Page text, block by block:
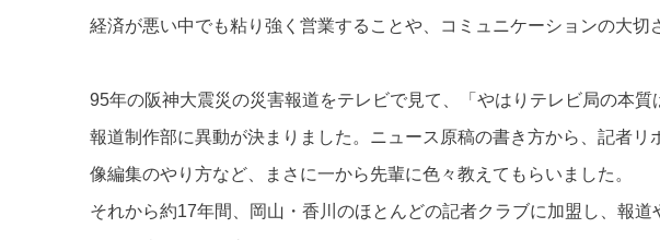
経済が悪い中でも粘り強く営業することや、コミュニケーションの大切
95年の阪神大震災の災害報道をテレビで見て、「やはりテレビ局の本
報道制作部に異動が決まりました。ニュース原稿の書き方から、記者
像編集のやり方など、まさに一から先輩に色々教えてもらいました。
それから約17年間、岡山・香川のほとんどの記者クラブに加盟し、報